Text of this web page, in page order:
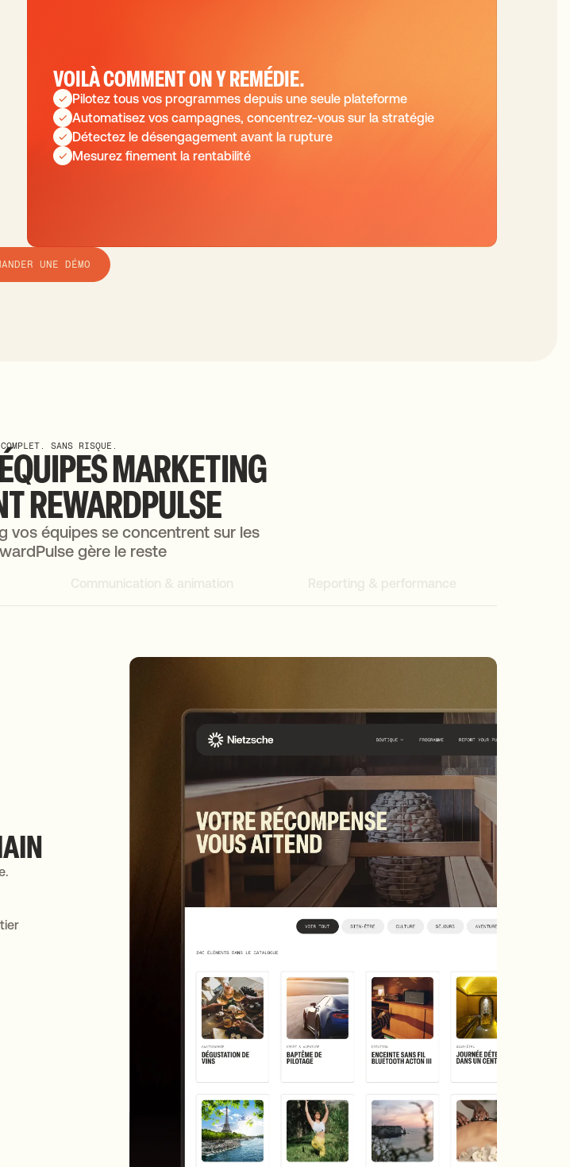
VOILÀ COMMENT ON Y REMÉDIE.
Pilotez tous vos programmes depuis une seule plateforme
Automatisez vos campagnes, concentrez-vous sur la stratégie
Détectez le désengagement avant la rupture
Mesurez finement la rentabilité
UNE DÉMO
SANS RISQUE.MARKETING
REWARDPULSE
vos équipes se concentrent sur les
gère le reste